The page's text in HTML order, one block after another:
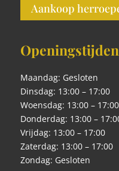
Aankoop
Openingstijden
Maandag: Gesloten
Dinsdag: 13:00 – 17:00
Woensdag: 13:00 – 17:00
Donderdag: 13:00 –
Vrijdag: 13:00 – 17:00
Zaterdag: 13:00 – 17:00
Zondag: Gesloten